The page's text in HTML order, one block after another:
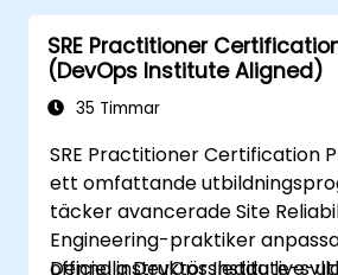
SRE Practitioner
(DevOps Institute Aligned)
35 Timmar
SRE Practitioner Certification
ett omfattande
täcker avancerade Site
Engineering-praktiker
officiella DevOps Institute-
Denna instruktörsledda live-